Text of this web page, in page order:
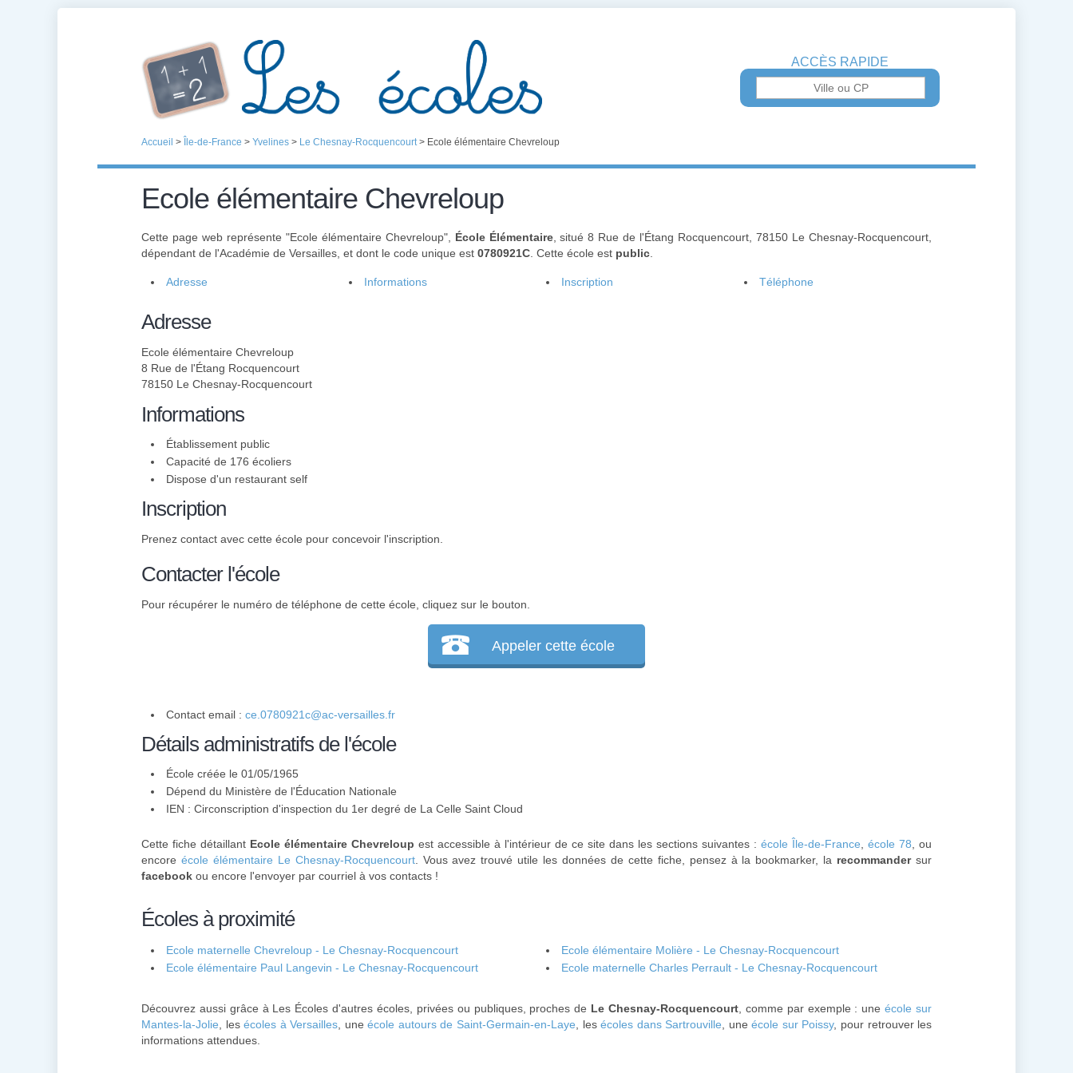
ACCÈS RAPIDE
Accueil > Île-de-France > Yvelines > Le Chesnay-Rocquencourt> Ecole élémentaire Chevreloup
Ecole élémentaire Chevreloup
Cette page web représente "Ecole élémentaire Chevreloup", École Élémentaire, situé 8 Rue de l'Étang Rocquencourt, 78150 Le Chesnay-Rocquencourt,
dépendant de l'Académie de Versailles, et dont le code unique est 0780921C . Cette école est public
Adresse Informations Inscription Téléphone
Adresse
Ecole élémentaire Chevreloup
8 Rue de l'Étang Rocquencourt
78150 Le Chesnay-Rocquencourt
Informations
Établissement public
Capacité de 176 écoliers
Dispose d'un restaurant self
Inscription
Prenez contact avec cette école pour concevoir l'inscription.
Contacter l'école
Pour récupérer le numéro de téléphone de cette école, cliquez sur le bouton.
Appeler cette école
Contact email : ce.0780921c@ac-versailles.fr
Détails administratifs de l'école
École créée le 01/05/1965
Dépend du Ministère de l'Éducation Nationale
IEN : Circonscription d'inspection du 1er degré de La Celle Saint Cloud
Cette fiche détaillant Ecole élémentaire Chevreloup est accessible à l'intérieur de ce site dans les sections suivantes : école Île-de-France école 78 , ou
encore école élémentaire Le Chesnay-Rocquencourt. Vous avez trouvé utile les données de cette fiche, pensez à la bookmarker, la recommandersur
facebook ou encore l'envoyer par courriel à vos contacts !
Écoles à proximité
Ecole maternelle Chevreloup - Le Chesnay-Rocquencourt
Ecole élémentaire Molière - Le Chesnay-Rocquencourt
Ecole élémentaire Paul Langevin - Le Chesnay-Rocquencourt
Ecole maternelle Charles Perrault - Le Chesnay-Rocquencourt
Découvrez aussi grâce à Les Écoles d'autres écoles, privées ou publiques, proches de Le Chesnay-Rocquencourt , comme par exemple : uneécole sur
Mantes-la-Jolie , lesécoles à Versailles , uneécole autours de Saint-Germain-en-Laye , lesécoles dans Sartrouville , uneécole sur Poissy, pour retrouver les
informations attendues.